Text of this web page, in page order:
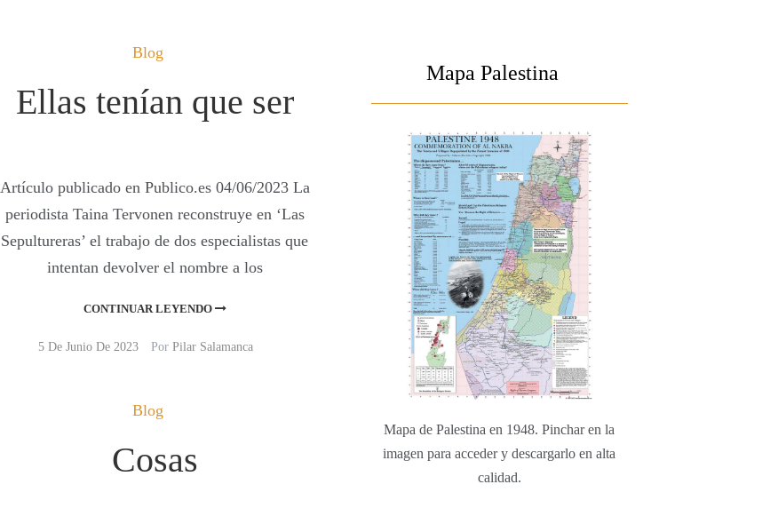
Blog
Ellas tenían que ser
Artículo publicado en Publico.es 04/06/2023 La
periodista Taina Tervonen reconstruye en ‘Las
Sepultureras’ el trabajo de dos especialistas que
intentan devolver el nombre a los
CONTINUAR LEYENDO
5 De Junio De 2023 PorPilar Salamanca
Blog
Cosas
Mapa Palestina
Mapa de Palestina en 1948. Pinchar en la
imagen para acceder y descargarlo en alta
calidad.